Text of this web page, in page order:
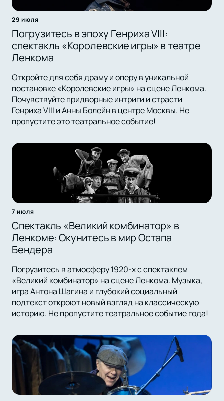
29 июля
Погрузитесь в эпоху Генриха VIII:
спектакль «Королевские игры» в театре
Ленкома
Откройте для себя драму и оперу в уникальной
постановке «Королевские игры» на сцене Ленкома.
Почувствуйте придворные интриги и страсти
Генриха VIII и Анны Болейн в центре Москвы. Не
пропустите это театральное событие!
7 июля
Спектакль «Великий комбинатор» в
Ленкоме: Окунитесь в мир Остапа
Бендера
Погрузитесь в атмосферу 1920-х с спектаклем
«Великий комбинатор» на сцене Ленкома. Музыка,
игра Антона Шагина и глубокий социальный
подтекст откроют новый взгляд на классическую
историю. Не пропустите театральное событие года!